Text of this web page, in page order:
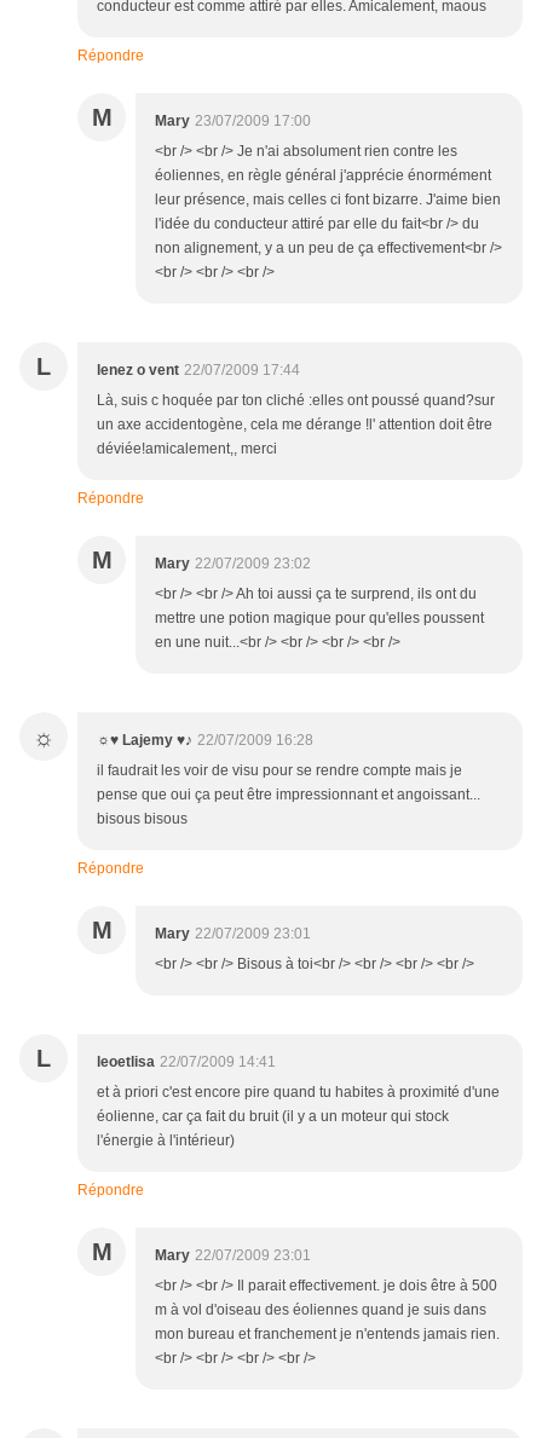
conducteur est comme attiré par elles. Amicalement, maous
Répondre
M Mary 23/07/2009 17:00
<br /> <br /> Je n'ai absolument rien contre les
éoliennes, en règle général j'apprécie énormément
leur présence, mais celles ci font bizarre. J'aime bien
l'idée du conducteur attiré par elle du fait<br /> du
non alignement, y a un peu de ça effectivement<br />
<br /> <br /> <br />
L lenez o vent 22/07/2009 17:44
Là, suis c hoquée par ton cliché :elles ont poussé quand?sur
un axe accidentogène, cela me dérange !l' attention doit être
déviée!amicalement,, merci
Répondre
M Mary 22/07/2009 23:02
<br /> <br /> Ah toi aussi ça te surprend, ils ont du
mettre une potion magique pour qu'elles poussent
en une nuit...<br /> <br /> <br /> <br />
☼ ☼♥ Lajemy ♥♪ 22/07/2009 16:28
il faudrait les voir de visu pour se rendre compte mais je
pense que oui ça peut être impressionnant et angoissant...
bisous bisous
Répondre
M Mary 22/07/2009 23:01
<br /> <br /> Bisous à toi<br /> <br /> <br /> <br />
L leoetlisa 22/07/2009 14:41
et à priori c'est encore pire quand tu habites à proximité d'une
éolienne, car ça fait du bruit (il y a un moteur qui stock
l'énergie à l'intérieur)
Répondre
M Mary 22/07/2009 23:01
<br /> <br /> Il parait effectivement. je dois être à 500
m à vol d'oiseau des éoliennes quand je suis dans
mon bureau et franchement je n'entends jamais rien.
<br /> <br /> <br /> <br />